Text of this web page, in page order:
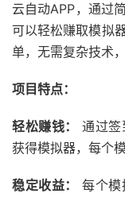
云自动APP，通过
可以轻松赚取模拟
单，无需复杂技术
项目特点：
轻松赚钱：
通过签
获得模拟器，每个
稳定收益：
每个模